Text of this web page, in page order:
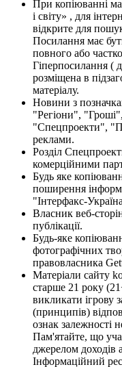
При копіюванні
і світу» , для
відкрите для
Посилання має
повного або
Гіперпосилання (
розміщена в
матеріалу.
Новини з
"Регіони",
"Спецпроекти",
реклами.
Розділ
комерційними
Будь яке
поширення
"Інтерфакс-
Власник веб-
публікації.
Будь-яке
фотографічних
правовласника
Матеріали сайту
старше 21 року
викликати ігрову
(принципів)
ознак залежності
Пам'ятайте, що
джерелом доходів
Інформаційний